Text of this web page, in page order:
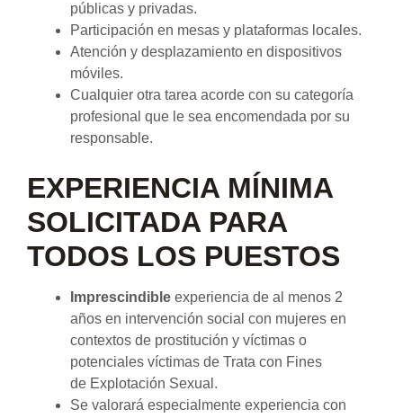
públicas y privadas.
Participación en mesas y plataformas locales.
Atención y desplazamiento en dispositivos
móviles.
Cualquier otra tarea acorde con su categoría
profesional que le sea encomendada por su
responsable.
EXPERIENCIA MÍNIMA
SOLICITADA PARA
TODOS LOS PUESTOS
Imprescindible experiencia de al menos 2
años en intervención social con mujeres en
contextos de prostitución y víctimas o
potenciales víctimas de Trata con Fines
de Explotación Sexual.
Se valorará especialmente experiencia con